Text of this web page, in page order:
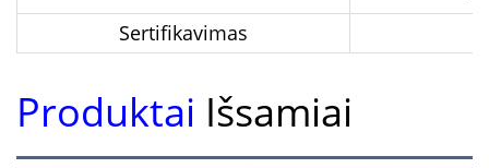
Sertifikavimas
Produktai Išsamiai